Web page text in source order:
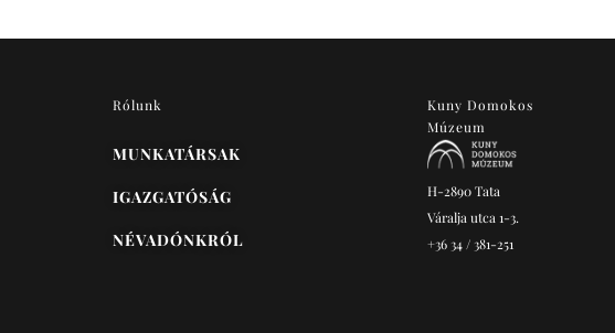
Rólunk
MUNKATÁRSAK
IGAZGATÓSÁG
NÉVADÓNKRÓL
Kuny Domokos
Múzeum
H-2890 Tata
Váralja utca 1-3.
+36 34 / 381-251